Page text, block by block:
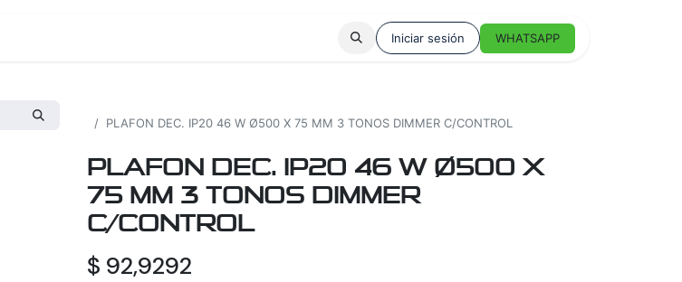
Iniciar sesión WHATSAPP
PLAFON DEC. IP20 46 W Ø500 X 75 MM 3 TONOS DIMMER C/CONTROL
PLAFON DEC. IP20 46 W Ø500 X
75 MM 3 TONOS DIMMER
C/CONTROL
$ 92,9292